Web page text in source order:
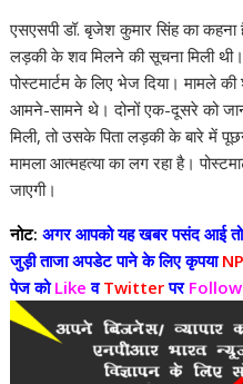
एसएसपी डॉ. बृजेश कुमार सिंह का
लड़की के शव मिलने की सूचना मिली
पोस्टमार्टम के लिए भेज दिया। मामले
आमने-सामने थे। दोनों एक-दूसरे को
मिली, तो उसके पिता लड़की के बारे
मामला आत्महत्या का लग रहा है।
जाएगी।
नोट: अगर आपको यह खबर पसंद आई
जुड़ी ताजा अपडेट पाने के लिए कृपया
पेज कोLike वTwitterपर Follow